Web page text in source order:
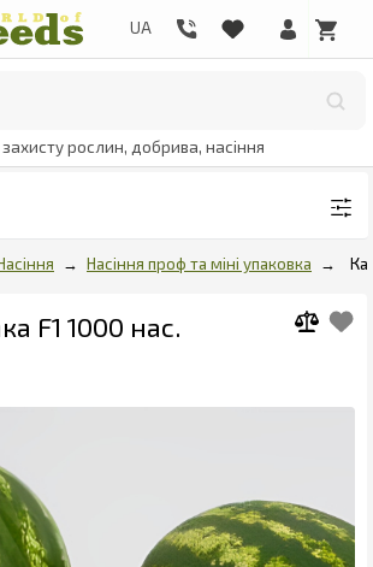
рослин, добрива, насіння
Насіння проф та міні упаковка
F1 1000 нас.